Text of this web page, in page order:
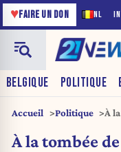
NL
♥FAIRE UN DON
BELGIQUE POLITIQUE
Accueil Politique
À
À la tombée